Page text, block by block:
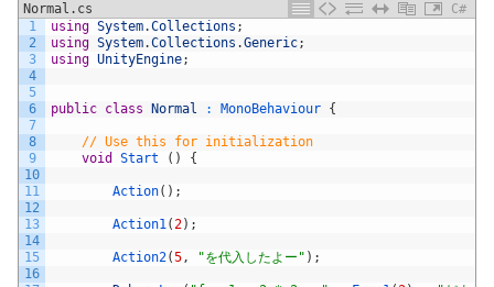
Normal.cs
C#
1
2
3
4
5
6
7
8
9
10
11
12
13
14
15
16
using System.Collections ;
using System.Collections .Generic;
using UnityEngine;
public class Normal : MonoBehaviour {
// Use this for initialization
void
Start ( ) {
Action( ) ;
Action1(2) ;
Action2(5, "を代入したよー" ) ;